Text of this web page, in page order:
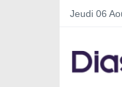
Jeudi 06